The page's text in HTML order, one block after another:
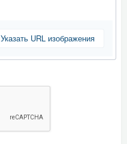
Указать URL изображения